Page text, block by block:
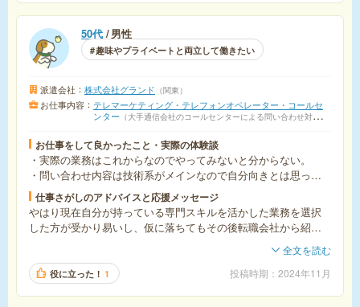
50代 男性
趣味やプライベートと両立して働きたい
派遣会社 株式会社グランド 関東
お仕事内容
テレマーケティング・テレフォンオペレーター・コールセ
ンター
大手通信会社のコールセンターによる問い合わせ対応
お仕事をして良かったこと・実際の体験談
・実際の業務はこれからなのでやってみないと分からない。
・問い合わせ内容は技術系がメインなので自分向きとは思って
いる。
仕事さがしのアドバイスと応援メッセージ
やはり現在自分が持っている専門スキルを活かした業務を選択
した方が受かり易いし、仮に落ちてもその後転職会社から紹介
全文を読む
役に立った！ 1 投稿時期 2024年11月